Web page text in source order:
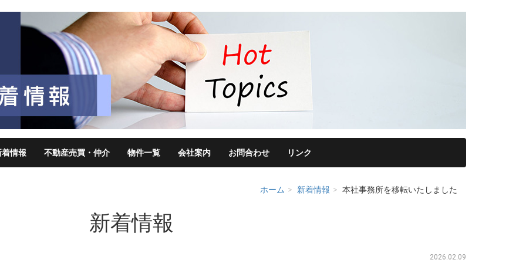
着情報 不動産売買・仲介 物件一覧 会社案内 お問合わせ リンク
ホーム 新着情報 本社事務所を移転いたしました
新着情報
2026.02.09